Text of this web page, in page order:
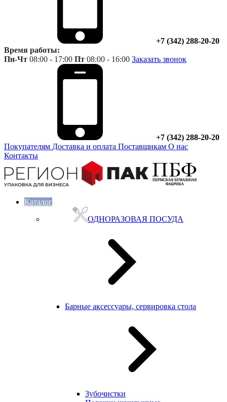
+7 (342) 288-20-20
Время работы:
Пн-Чт 08:00 - 17:00 Пт 08:00 - 16:00 Заказать звонок
+7 (342) 288-20-20
Покупателям Доставка и оплата Поставщикам О нас
Контакты
Каталог
ОДНОРАЗОВАЯ ПОСУДА
Барные аксессуары, сервировка стола
Зубочистки